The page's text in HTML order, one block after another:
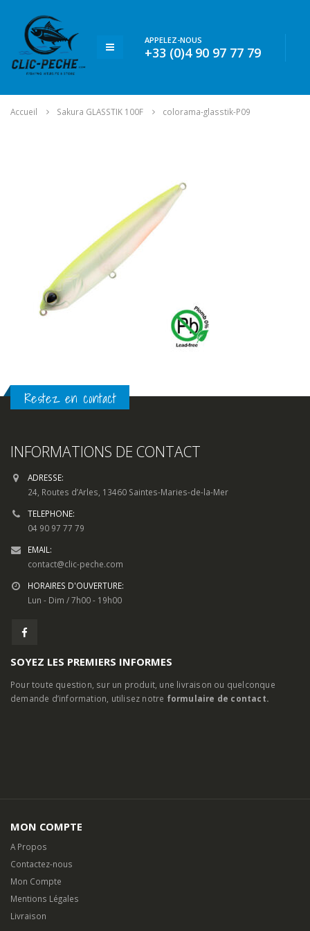
APPELEZ-NOUS
+33 (0)4 90 97 77 79
Accueil Sakura GLASSTIK 100F colorama-glasstik-P09
Restez en contact
INFORMATIONS DE CONTACT
ADRESSE:
24, Routes d’Arles, 13460 Saintes-Maries-de-la-Mer
TELEPHONE:
04 90 97 77 79
EMAIL:
contact@clic-peche.com
HORAIRES D'OUVERTURE:
Lun - Dim / 7h00 - 19h00
SOYEZ LES PREMIERS INFORMES
Pour toute question, sur un produit, une livraison ou quelconque
demande d’information, utilisez notre formulaire de contact.
MON COMPTE
A Propos
Contactez-nous
Mon Compte
Mentions Légales
Livraison